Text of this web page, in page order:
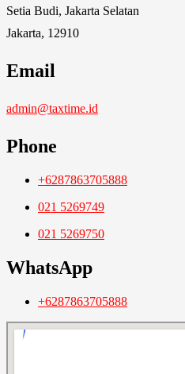
Setia Budi, Jakarta Selatan
Jakarta, 12910
Email
admin@taxtime.id
Phone
+6287863705888
021 5269749
021 5269750
WhatsApp
+6287863705888